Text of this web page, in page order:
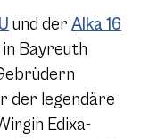
und der Alka 16
Bayreuth
der legendäre
Edixa-